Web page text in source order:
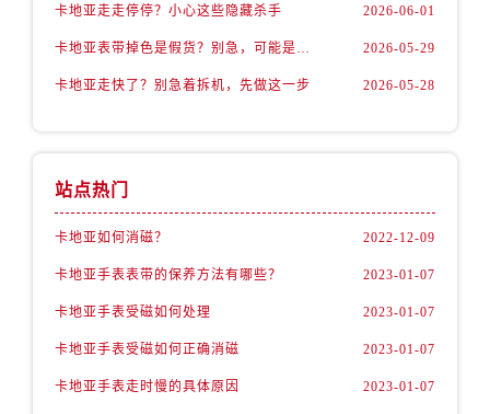
卡地亚走走停停？小心这些隐藏杀手 2026-06-01
卡地亚表带掉色是假货？别急，可能是这些日常习惯惹的祸 2026-05-29
卡地亚走快了？别急着拆机，先做这一步 2026-05-28
站点热门
卡地亚如何消磁？ 2022-12-09
卡地亚手表表带的保养方法有哪些？ 2023-01-07
卡地亚手表受磁如何处理 2023-01-07
卡地亚手表受磁如何正确消磁 2023-01-07
卡地亚手表走时慢的具体原因 2023-01-07